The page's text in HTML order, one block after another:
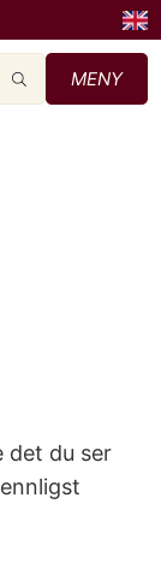
MENY
det du ser